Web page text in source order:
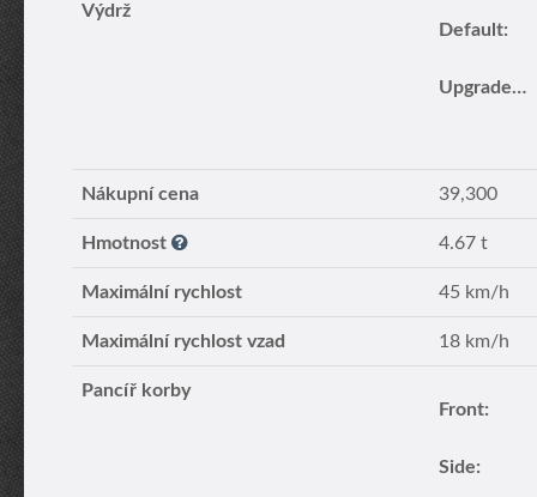
Výdrž
Default:
Upgraded turret:
Nákupní cena 39,300
Hmotnost 4.67 t
Maximální rychlost 45 km/h
Maximální rychlost vzad 18 km/h
Pancíř korby
Front:
Side: